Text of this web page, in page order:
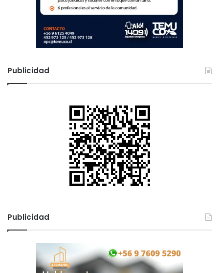
Publicidad
Publicidad